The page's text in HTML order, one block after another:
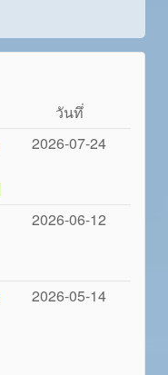
วันทึ่
2026-07-24
2026-06-12
2026-05-14